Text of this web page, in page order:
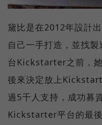
黛比是在2012年設計
自己一手打造，並找
台Kickstarter之前，她
後來決定放上
過5千人支持，成功募
Kickstarter平台的最